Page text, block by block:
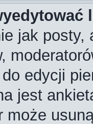
jak posty,
edycji
jest
może